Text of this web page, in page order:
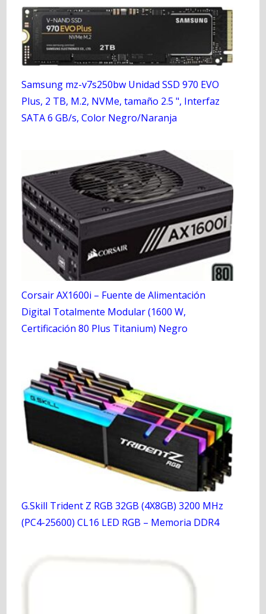
Samsung mz-v7s250bw Unidad SSD 970 EVO
Plus, 2 TB, M.2, NVMe, tamaño 2.5 ", Interfaz
SATA 6 GB/s, Color Negro/Naranja
Corsair AX1600i – Fuente de Alimentación
Digital Totalmente Modular (1600 W,
Certificación 80 Plus Titanium) Negro
G.Skill Trident Z RGB 32GB (4X8GB) 3200 MHz
(PC4-25600) CL16 LED RGB – Memoria DDR4